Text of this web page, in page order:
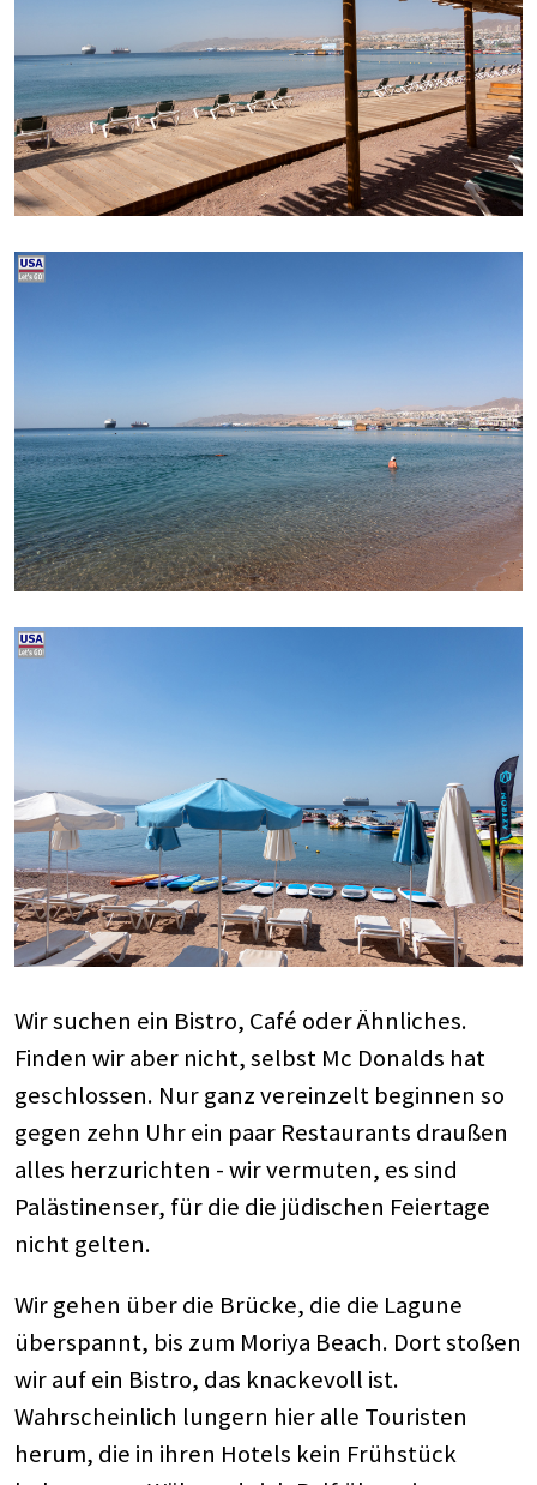
Wir suchen ein Bistro, Café oder Ähnliches.
Finden wir aber nicht, selbst Mc Donalds hat
geschlossen. Nur ganz vereinzelt beginnen so
gegen zehn Uhr ein paar Restaurants draußen
alles herzurichten - wir vermuten, es sind
Palästinenser, für die die jüdischen Feiertage
nicht gelten.
Wir gehen über die Brücke, die die Lagune
überspannt, bis zum Moriya Beach. Dort stoßen
wir auf ein Bistro, das knackevoll ist.
Wahrscheinlich lungern hier alle Touristen
herum, die in ihren Hotels kein Frühstück